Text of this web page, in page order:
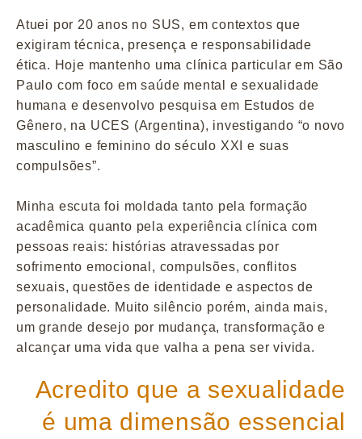
Atuei por 20 anos no SUS, em contextos que
exigiram técnica, presença e responsabilidade
ética. Hoje mantenho uma clínica particular em São
Paulo com foco em saúde mental e sexualidade
humana e desenvolvo pesquisa em Estudos de
Gênero, na UCES (Argentina), investigando “o novo
masculino e feminino do século XXI e suas
compulsões”.
Minha escuta foi moldada tanto pela formação
acadêmica quanto pela experiência clínica com
pessoas reais: histórias atravessadas por
sofrimento emocional, compulsões, conflitos
sexuais, questões de identidade e aspectos de
personalidade. Muito silêncio porém, ainda mais,
um grande desejo por mudança, transformação e
alcançar uma vida que valha a pena ser vivida.
Acredito que a sexualidade
é uma dimensão essencial